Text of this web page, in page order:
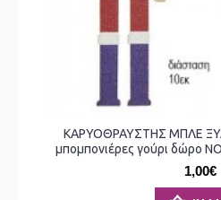
ΚΑΡΥΟΘΡΑΥΣΤΗΣ ΜΠΛΕ
μπομπονιέρες γούρι δώρο
1,00€